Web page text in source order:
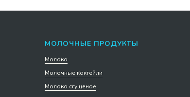
МОЛОЧНЫЕ ПРОДУКТЫ
Молоко
Молочные коктейли
Молоко сгущеное